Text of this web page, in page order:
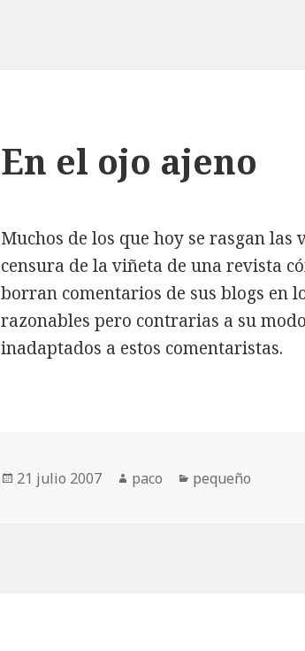
En el ojo ajeno
Muchos de los que hoy se rasgan
censura de la viñeta de una revista
borran comentarios de sus blogs en
razonables pero contrarias a su
inadaptados a estos comentaristas.
Publicado
21 julio 2007 Autor
paco Categorías
pequeño